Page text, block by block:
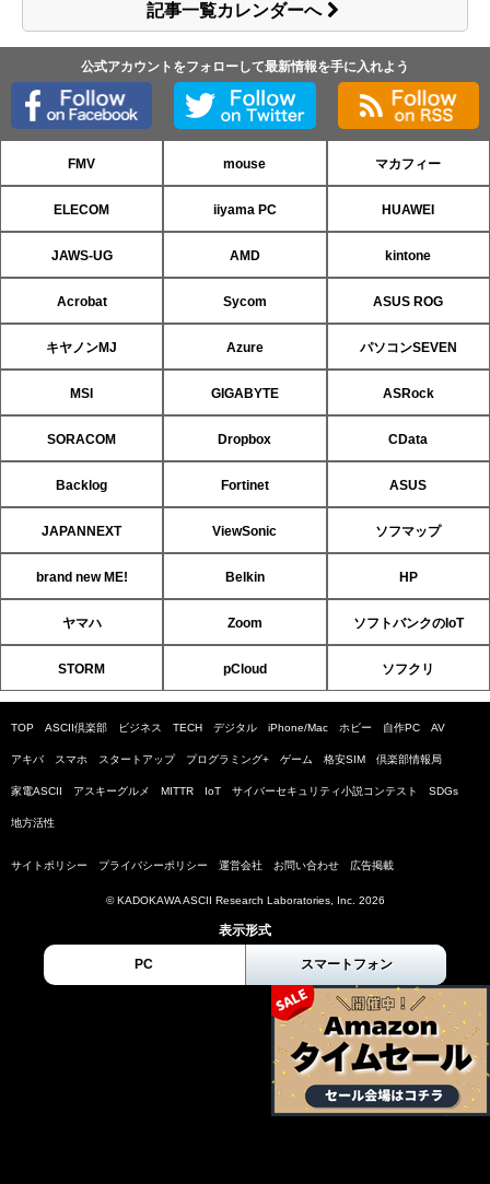
記事一覧カレンダーへ
公式アカウントをフォローして最新情報を手に入れよう
FMV mouse マカフィー
ELECOM iiyama PC HUAWEI
JAWS-UG AMD kintone
Acrobat Sycom ASUS ROG
キヤノンMJ Azure パソコンSEVEN
MSI GIGABYTE ASRock
SORACOM Dropbox CData
Backlog Fortinet ASUS
JAPANNEXT ViewSonic ソフマップ
brand new ME! Belkin HP
ヤマハ Zoom ソフトバンクのIoT
STORM pCloud ソフクリ
TOP ASCII倶楽部 ビジネス TECH デジタル iPhone/Mac ホビー 自作PC AV
アキバ スマホ スタートアップ プログラミング+ ゲーム 格安SIM 倶楽部情報局
家電ASCII アスキーグルメ MITTR IoT サイバーセキュリティ小説コンテスト SDGs
地方活性
サイトポリシー プライバシーポリシー 運営会社 お問い合わせ 広告掲載
© KADOKAWA ASCII Research Laboratories, Inc. 2026
表示形式
PC スマートフォン